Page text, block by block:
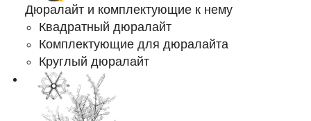
Дюралайт и комплектующие к нему
Квадратный дюралайт
Комплектующие для дюралайта
Круглый дюралайт